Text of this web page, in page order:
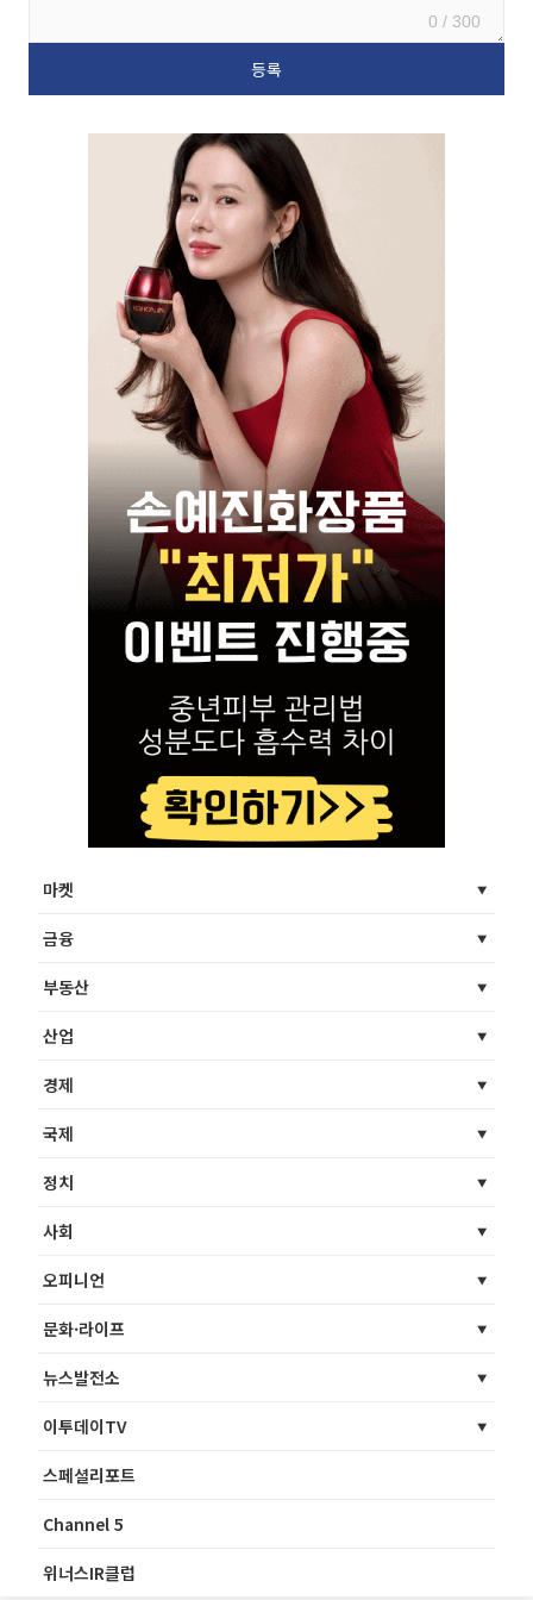
0 / 300
마켓
금융
부동산
산업
경제
국제
정치
사회
오피니언
문화·라이프
뉴스발전소
이투데이TV
스페셜리포트
Channel 5
위너스IR클럽